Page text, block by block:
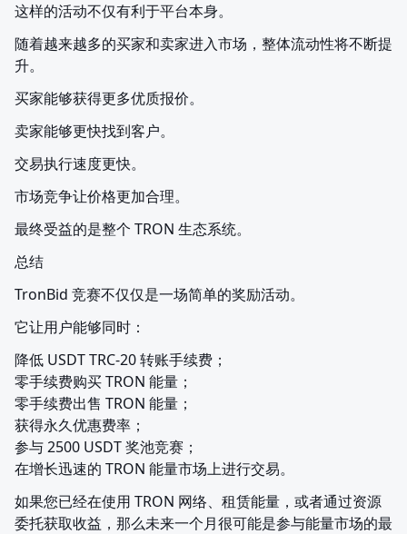
这样的活动不仅有利于平台本身。
随着越来越多的买家和卖家进入市场，整体流动性将不断提
升。
买家能够获得更多优质报价。
卖家能够更快找到客户。
交易执行速度更快。
市场竞争让价格更加合理。
最终受益的是整个 TRON 生态系统。
总结
TronBid 竞赛不仅仅是一场简单的奖励活动。
它让用户能够同时：
降低 USDT TRC-20 转账手续费；
零手续费购买 TRON 能量；
零手续费出售 TRON 能量；
获得永久优惠费率；
参与 2500 USDT 奖池竞赛；
在增长迅速的 TRON 能量市场上进行交易。
如果您已经在使用 TRON 网络、租赁能量，或者通过资源
委托获取收益，那么未来一个月很可能是参与能量市场的最